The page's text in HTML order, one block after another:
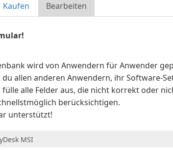
Kaufen Bearbeiten
wird von Anwendern für Anwender
allen anderen Anwendern, ihr Software-
alle Felder aus, die nicht korrekt oder
berücksichtigen.
unterstützt!